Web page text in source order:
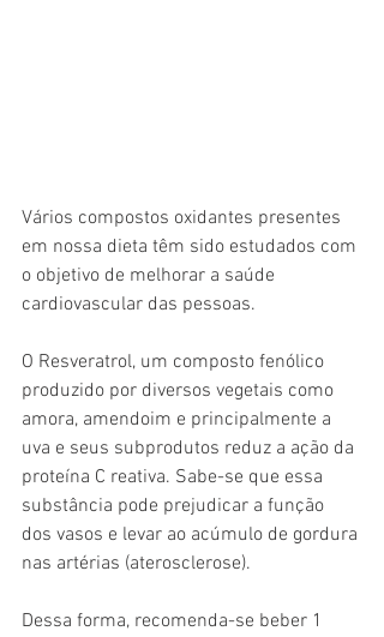
Vários compostos oxidantes presentes
em nossa dieta têm sido estudados com
o objetivo de melhorar a saúde
cardiovascular das pessoas.
O Resveratrol, um composto fenólico
produzido por diversos vegetais como
amora, amendoim e principalmente a
uva e seus subprodutos reduz a ação da
proteína C reativa. Sabe-se que essa
substância pode prejudicar a função
dos vasos e levar ao acúmulo de gordura
nas artérias (aterosclerose).
Dessa forma, recomenda-se beber 1